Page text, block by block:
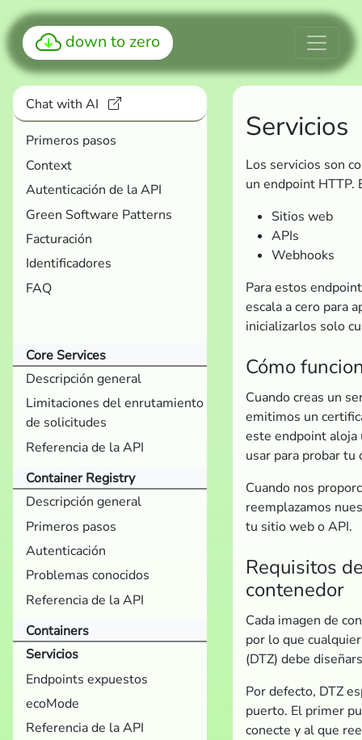
down to zero
Chat with AI
Primeros pasos
Context
Autenticación de la API
Green Software Patterns
Facturación
Identificadores
FAQ
Core Services
Descripción general
Limitaciones del enrutamiento
de solicitudes
Referencia de la API
Container Registry
Descripción general
Primeros pasos
Autenticación
Problemas conocidos
Referencia de la API
Containers
Servicios
Endpoints expuestos
ecoMode
Referencia de la API
Servicios
Los servicios son
un endpoint HTTP.
Sitios web
APIs
Webhooks
Para estos
escala a cero para
inicializarlos solo
Cómo
Cuando creas un
emitimos un
este endpoint aloja
usar para probar tu
Cuando nos
reemplazamos
tu sitio web o API.
Requisitos
contenedor
Cada imagen de
por lo que
(DTZ) debe
Por defecto, DTZ
puerto. El primer
conecte y al que